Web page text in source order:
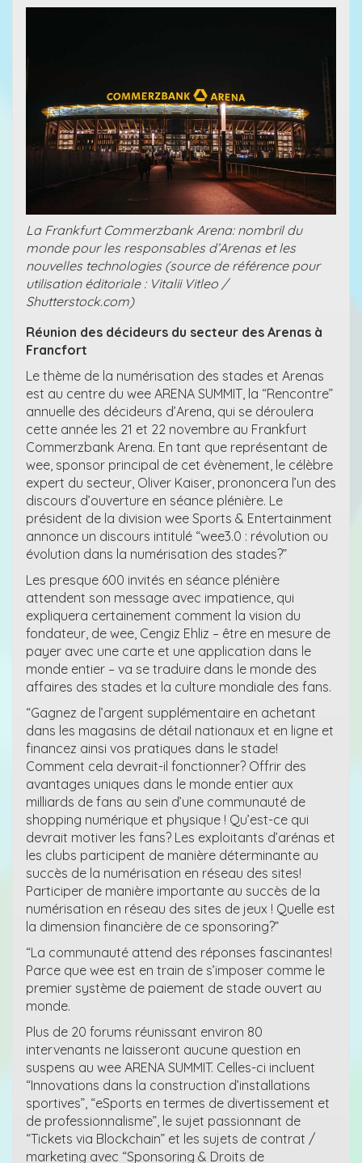
La Frankfurt Commerzbank Arena: nombril du
monde pour les responsables d’Arenas et les
nouvelles technologies (source de référence pour
utilisation éditoriale : Vitalii Vitleo /
Shutterstock.com)
Réunion des décideurs du secteur des Arenas à
Francfort
Le thème de la numérisation des stades et Arenas
est au centre du wee ARENA SUMMIT, la “Rencontre”
annuelle des décideurs d’Arena, qui se déroulera
cette année les 21 et 22 novembre au Frankfurt
Commerzbank Arena. En tant que représentant de
wee, sponsor principal de cet évènement, le célèbre
expert du secteur, Oliver Kaiser, prononcera l’un des
discours d’ouverture en séance plénière. Le
président de la division wee Sports & Entertainment
annonce un discours intitulé “wee3.0 : révolution ou
évolution dans la numérisation des stades?”
Les presque 600 invités en séance plénière
attendent son message avec impatience, qui
expliquera certainement comment la vision du
fondateur, de wee, Cengiz Ehliz – être en mesure de
payer avec une carte et une application dans le
monde entier – va se traduire dans le monde des
affaires des stades et la culture mondiale des fans.
“Gagnez de l’argent supplémentaire en achetant
dans les magasins de détail nationaux et en ligne et
financez ainsi vos pratiques dans le stade!
Comment cela devrait-il fonctionner? Offrir des
avantages uniques dans le monde entier aux
milliards de fans au sein d’une communauté de
shopping numérique et physique ! Qu’est-ce qui
devrait motiver les fans? Les exploitants d’arénas et
les clubs participent de manière déterminante au
succès de la numérisation en réseau des sites!
Participer de manière importante au succès de la
numérisation en réseau des sites de jeux ! Quelle est
la dimension financière de ce sponsoring?”
“La communauté attend des réponses fascinantes!
Parce que wee est en train de s’imposer comme le
premier système de paiement de stade ouvert au
monde.
Plus de 20 forums réunissant environ 80
intervenants ne laisseront aucune question en
suspens au wee ARENA SUMMIT. Celles-ci incluent
“Innovations dans la construction d’installations
sportives”, “eSports en termes de divertissement et
de professionnalisme”, le sujet passionnant de
“Tickets via Blockchain” et les sujets de contrat /
marketing avec “Sponsoring & Droits de